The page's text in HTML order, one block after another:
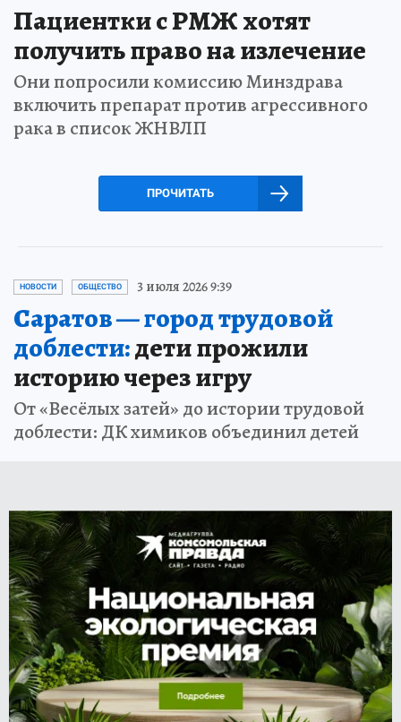
Пациентки с РМЖ хотят
получить право на излечение
Они попросили комиссию Минздрава
включить препарат против агрессивного
рака в список ЖНВЛП
ПРОЧИТАТЬ
НОВОСТИ ОБЩЕСТВО 3 июля 2026 9:39
Саратов — город трудовой
доблести:дети прожили
историю через игру
От «Весёлых затей» до истории трудовой
доблести: ДК химиков объединил детей